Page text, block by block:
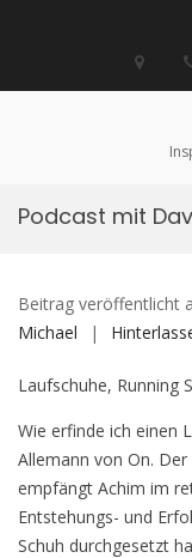
Podcast mit
Beitrag veröffentlicht
Michael
Laufschuhe, Running
Wie erfinde ich einen
Allemann von On.
empfängt Achim im
Entstehungs- und
Schuh durchgesetzt